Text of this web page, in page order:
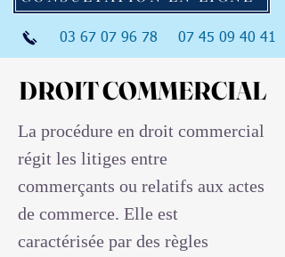
03 67 07 96 78 07 45 09 40 41
DROIT COMMERCIAL
DROIT COMMERCIAL
La procédure en droit commercial
régit les litiges entre
commerçants ou relatifs aux actes
de commerce. Elle est
caractérisée par des règles